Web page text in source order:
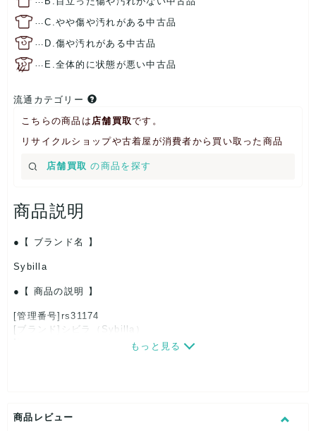
…C.やや傷や汚れがある中古品
… D.傷や汚れがある中古品
… E.全体的に状態が悪い中古品
流通カテゴリー
こちらの商品は 店舗買取です。
リサイクルショップや古着屋が消費者から買い取った商品
店舗買取 の商品を探す
商品説明
【 ブランド名 】
Sybilla
【 商品の説明 】
[管理番号]rs31174
[ブランド]シビラ（Sybilla）
肩幅：約36cm
着丈：約118cm
もっと見る
商品レビュー